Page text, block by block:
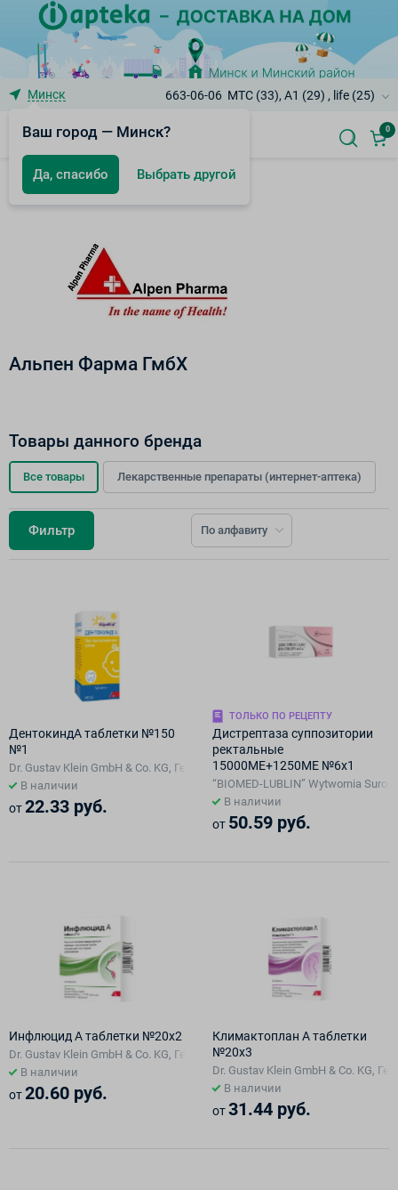
Минск
Ваш город — Минск?
Да, спасибо Выбрать другой
663-06-06 МТС (33), A1 (29) , life (25)
0
Бренды
Альпен Фарма ГмбХ
Товары данного бренда
Все товары Лекарственные препараты (интернет-аптека)
Фильтр По алфавиту
ДентокиндА таблетки №150
№1
Dr. Gustav Klein GmbH & Co. KG, Германия
В наличии
от22.33 руб.
ТОЛЬКО ПО РЕЦЕПТУ
Дистрептаза суппозитории
ректальные
15000МЕ+1250МЕ №6х1
“BIOMED-LUBLIN” Wytwornia
В наличии
от 50.59 руб.
Инфлюцид А таблетки №20х2
Dr. Gustav Klein GmbH & Co. KG, Германия
В наличии
от20.60 руб.
Климактоплан А таблетки
№20х3
Dr. Gustav Klein GmbH & Co. KG,
В наличии
от31.44 руб.